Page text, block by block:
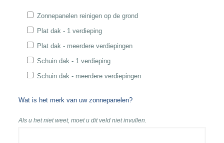
Zonnepanelen reinigen op de grond
Plat dak - 1 verdieping
Plat dak - meerdere verdiepingen
Schuin dak - 1 verdieping
Schuin dak - meerdere verdiepingen
Wat is het merk van uw zonnepanelen?
Als u het niet weet, moet u dit veld niet invullen.